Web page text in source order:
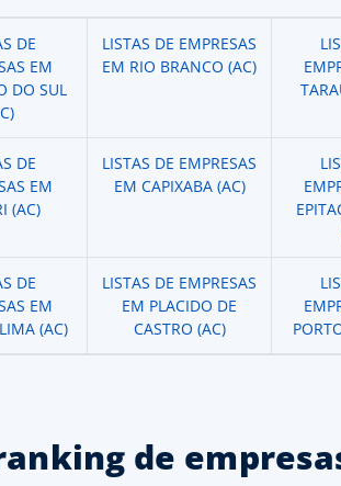
DE
EM
DO SUL
LISTAS DE EMPRESAS
EM RIO BRANCO (AC)
DE
EM
(AC)
LISTAS DE EMPRESAS
EM CAPIXABA (AC)
DE
EM
(AC)
LISTAS DE EMPRESAS
EM PLACIDO DE
CASTRO (AC)
de